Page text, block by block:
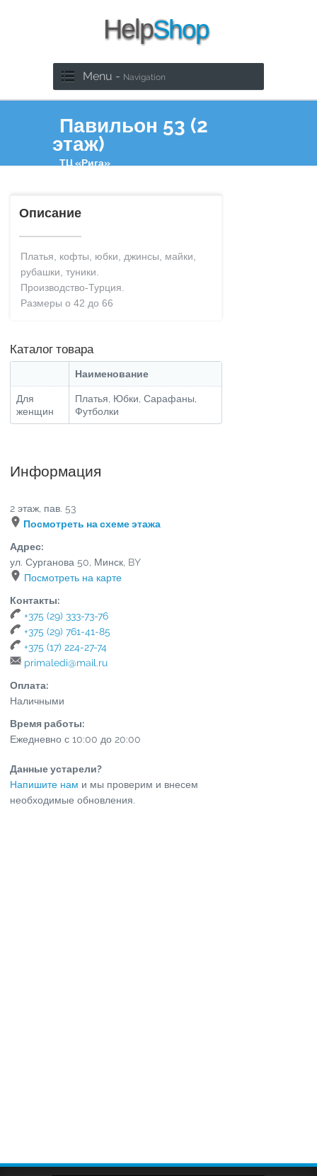
Menu - Navigation
Павильон 53 (2
этаж)
ТЦ «Рига»
Описание
Платья, кофты, юбки, джинсы, майки,
рубашки, туники.
Производство-Турция.
Размеры о 42 до 66
Каталог товара
Наименование
Для
женщин
Платья, Юбки, Сарафаны,
Футболки
Информация
2 этаж, пав. 53
Посмотреть на схеме этажа
Адрес:
ул. Сурганова 50, Минск, BY
Посмотреть на карте
Контакты:
+375 (29) 333-73-76
+375 (29) 761-41-85
+375 (17) 224-27-74
primaledi@mail.ru
Оплата:
Наличными
Время работы:
Ежедневно с 10:00 до 20:00
Данные устарели?
Напишите нам и мы проверим и внесем
необходимые обновления.